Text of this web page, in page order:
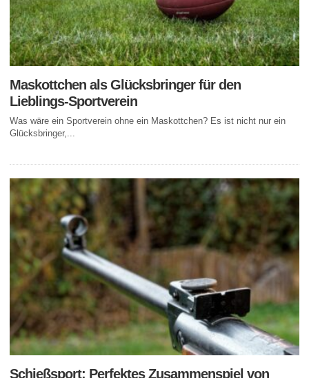
Maskottchen als Glücksbringer für den
Lieblings-Sportverein
Was wäre ein Sportverein ohne ein Maskottchen? Es ist nicht nur ein
Glücksbringer,...
Schießsport: Perfektes Zusammenspiel von